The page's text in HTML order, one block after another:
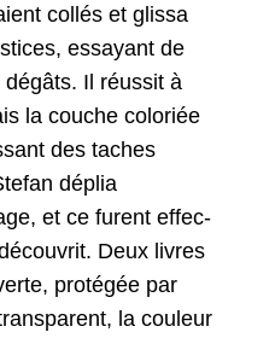
col­lés et glis­sa
essayant de
Il réus­sit à
la couche col­oriée
des tach­es
déplia
et ce furent effec­
Deux livres
pro­tégée par
la couleur